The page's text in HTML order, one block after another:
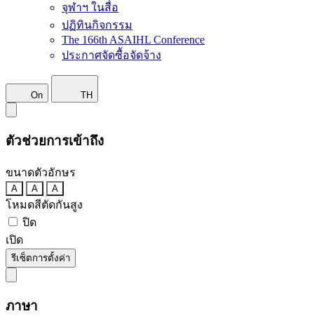
จุฬาฯ ในสื่อ
ปฏิทินกิจกรรม
The 166th ASAIHL Conference
ประกาศจัดซื้อจัดจ้าง
On TH
ตัวช่วยการเข้าถึง
ขนาดตัวอักษร
A A A
โหมดสีตัดกันสูง
ปิด
เปิด
รีเซ็ตการตั้งค่า
ภาษา